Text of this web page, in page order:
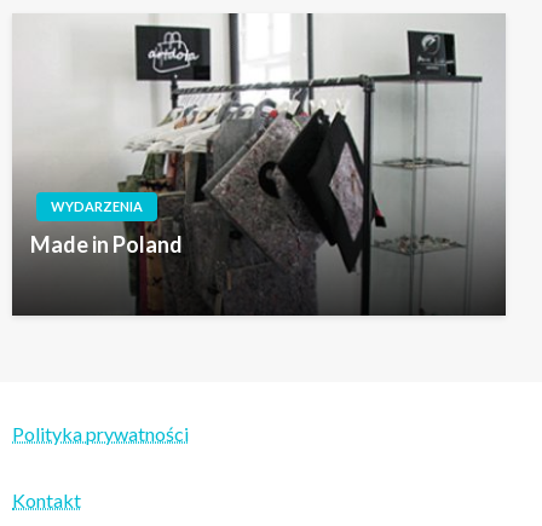
WYDARZENIA
Made in Poland
Polityka prywatności
Kontakt